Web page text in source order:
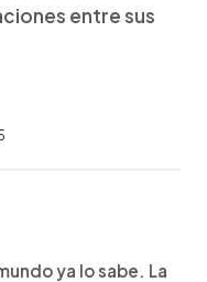
entre sus
ya lo sabe. La